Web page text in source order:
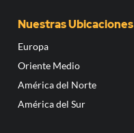
Nuestras Ubicaciones
Europa
Oriente Medio
América del Norte
América del Sur